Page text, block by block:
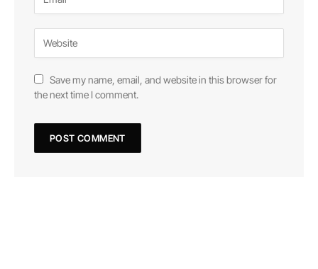
Save my name, email, and website in this browser for
the next time I comment.